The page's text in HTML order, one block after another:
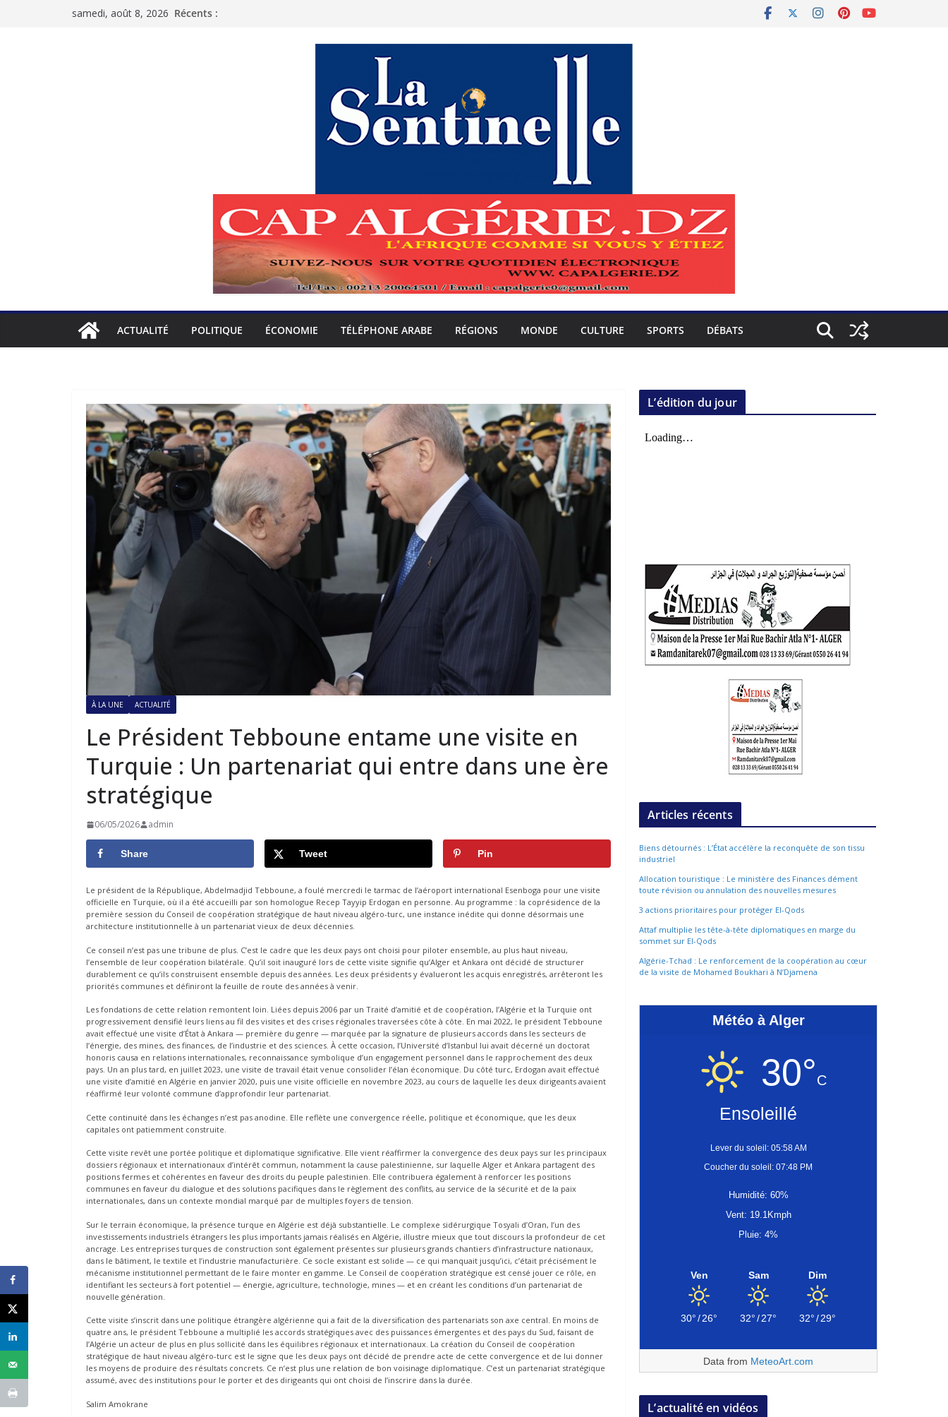
samedi, août 8, 2026 Récents :
ACTUALITÉ POLITIQUE ÉCONOMIE TÉLÉPHONE ARABE RÉGIONS MONDE CULTURE SPORTS DÉBATS
À LA UNE ACTUALITÉ
Le Président Tebboune entame une visite en
Turquie : Un partenariat qui entre dans une ère
stratégique
06/05/2026 admin
Share Tweet Pin
Le président de la République, Abdelmadjid Tebboune, a foulé mercredi le tarmac de l’aéroport international Esenboga pour une visite
officielle en Turquie, où il a été accueilli par son homologue Recep Tayyip Erdogan en personne. Au programme : la coprésidence de la
première session du Conseil de coopération stratégique de haut niveau algéro-turc, une instance inédite qui donne désormais une
architecture institutionnelle à un partenariat vieux de deux décennies.
Ce conseil n’est pas une tribune de plus. C’est le cadre que les deux pays ont choisi pour piloter ensemble, au plus haut niveau,
l’ensemble de leur coopération bilatérale. Qu’il soit inauguré lors de cette visite signifie qu’Alger et Ankara ont décidé de structurer
durablement ce qu’ils construisent ensemble depuis des années. Les deux présidents y évalueront les acquis enregistrés, arrêteront les
priorités communes et définiront la feuille de route des années à venir.
Les fondations de cette relation remontent loin. Liées depuis 2006 par un Traité d’amitié et de coopération, l’Algérie et la Turquie ont
progressivement densifié leurs liens au fil des visites et des crises régionales traversées côte à côte. En mai 2022, le président Tebboune
avait effectué une visite d’État à Ankara — première du genre — marquée par la signature de plusieurs accords dans les secteurs de
l’énergie, des mines, des finances, de l’industrie et des sciences. À cette occasion, l’Université d’Istanbul lui avait décerné un doctorat
honoris causa en relations internationales, reconnaissance symbolique d’un engagement personnel dans le rapprochement des deux
pays. Un an plus tard, en juillet 2023, une visite de travail était venue consolider l’élan économique. Du côté turc, Erdogan avait effectué
une visite d’amitié en Algérie en janvier 2020, puis une visite officielle en novembre 2023, au cours de laquelle les deux dirigeants avaient
réaffirmé leur volonté commune d’approfondir leur partenariat.
Cette continuité dans les échanges n’est pas anodine. Elle reflète une convergence réelle, politique et économique, que les deux
capitales ont patiemment construite.
Cette visite revêt une portée politique et diplomatique significative. Elle vient réaffirmer la convergence des deux pays sur les principaux
dossiers régionaux et internationaux d’intérêt commun, notamment la cause palestinienne, sur laquelle Alger et Ankara partagent des
positions fermes et cohérentes en faveur des droits du peuple palestinien. Elle contribuera également à renforcer les positions
communes en faveur du dialogue et des solutions pacifiques dans le règlement des conflits, au service de la sécurité et de la paix
internationales, dans un contexte mondial marqué par de multiples foyers de tension.
Sur le terrain économique, la présence turque en Algérie est déjà substantielle. Le complexe sidérurgique Tosyali d’Oran, l’un des
investissements industriels étrangers les plus importants jamais réalisés en Algérie, illustre mieux que tout discours la profondeur de cet
ancrage. Les entreprises turques de construction sont également présentes sur plusieurs grands chantiers d’infrastructure nationaux,
dans le bâtiment, le textile et l’industrie manufacturière. Ce socle existant est solide — ce qui manquait jusqu’ici, c’était précisément le
mécanisme institutionnel permettant de le faire monter en gamme. Le Conseil de coopération stratégique est censé jouer ce rôle, en
identifiant les secteurs à fort potentiel — énergie, agriculture, technologie, mines — et en créant les conditions d’un partenariat de
nouvelle génération.
Cette visite s’inscrit dans une politique étrangère algérienne qui a fait de la diversification des partenariats son axe central. En moins de
quatre ans, le président Tebboune a multiplié les accords stratégiques avec des puissances émergentes et des pays du Sud, faisant de
l’Algérie un acteur de plus en plus sollicité dans les équilibres régionaux et internationaux. La création du Conseil de coopération
stratégique de haut niveau algéro-turc est le signe que les deux pays ont décidé de prendre acte de cette convergence et de lui donner
les moyens de produire des résultats concrets. Ce n’est plus une relation de bon voisinage diplomatique. C’est un partenariat stratégique
assumé, avec des institutions pour le porter et des dirigeants qui ont choisi de l’inscrire dans la durée.
Salim Amokrane
L’édition du jour
Articles récents
Biens détournés : L’État accélère la reconquête de son tissu
industriel
Allocation touristique : Le ministère des Finances dément
toute révision ou annulation des nouvelles mesures
3 actions prioritaires pour protéger El-Qods
Attaf multiplie les tête-à-tête diplomatiques en marge du
sommet sur El-Qods
Algérie-Tchad : Le renforcement de la coopération au cœur
de la visite de Mohamed Boukhari à N’Djamena
Météo à Alger
30°C
Ensoleillé
Lever du soleil: 05:58 AM
Coucher du soleil: 07:48 PM
Humidité: 60%
Vent: 19.1Kmph
Pluie: 4%
Ven
30°/26°
Sam
32°/27°
Dim
32°/29°
Data from MeteoArt.com
L’actualité en vidéos